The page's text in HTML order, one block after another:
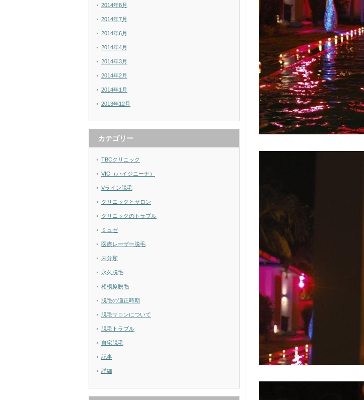
2014年8月
2014年7月
2014年6月
2014年4月
2014年3月
2014年2月
2014年1月
2013年12月
カテゴリー
TBCクリニック
VIO（ハイジニーナ）
Vライン脱毛
クリニックとサロン
クリニックのトラブル
ミュゼ
医療レーザー脱毛
未分類
永久脱毛
相模原脱毛
脱毛の適正時期
脱毛サロンについて
脱毛トラブル
自宅脱毛
記事
詳細